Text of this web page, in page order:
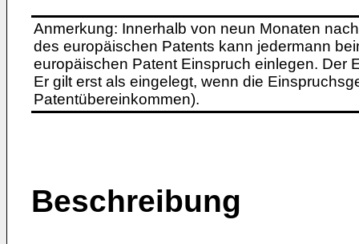
Anmerkung: Innerhalb von neun Monaten
des europäischen Patents kann jedermann
europäischen Patent Einspruch einlegen. Der
Er gilt erst als eingelegt, wenn die
Patentübereinkommen).
Beschreibung